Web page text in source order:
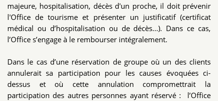
majeure, hospitalisation, décès d'un proche, il doit prévenir
l'Office de tourisme et présenter un justificatif (certificat
médical ou d’hospitalisation ou de décès...). Dans ce cas,
l’Office s’engage à le rembourser intégralement.
Dans le cas d’une réservation de groupe où un des clients
annulerait sa participation pour les causes évoquées ci-
dessus et où cette annulation compromettrait la
participation des autres personnes ayant réservé : l’Office